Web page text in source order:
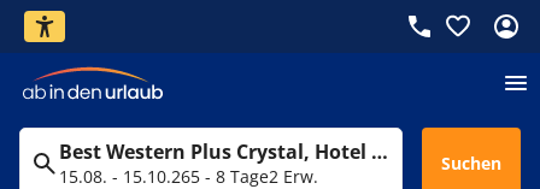
Best Western Plus Crystal, Hotel & Spa
15.08. - 15.10.265 - 8 Tage2 Erw.
Suchen